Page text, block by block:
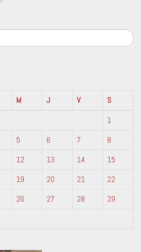
M J V
S
1
5 6 7
8
12 13 14
15
19 20 21
22
26 27 28
29